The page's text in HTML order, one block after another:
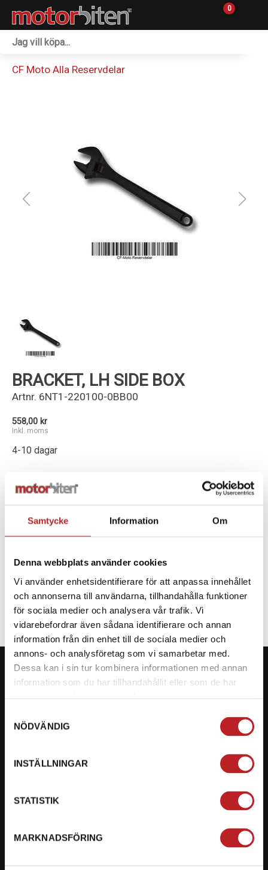
Samtycke Information Om
Denna webbplats använder cookies
Vi använder enhetsidentifierare för att anpassa innehållet
och annonserna till användarna, tillhandahålla funktioner
för sociala medier och analysera vår trafik. Vi
vidarebefordrar även sådana identifierare och annan
information från din enhet till de sociala medier och
annons- och analysföretag som vi samarbetar med.
Dessa kan i sin tur kombinera informationen med annan
information som du har tillhandahållit eller som de har
NÖDVÄNDIG
INSTÄLLNINGAR
STATISTIK
MARKNADSFÖRING
0
Reservdelar
Sprängskisser
CF Moto Alla Reservdelar
BRACKET, LH SIDE BOX
Artnr. 6NT1-220100-0BB00
558,00 kr
Inkl. moms
4-10 dagar
- +
SPECIFIKATION
Org. nummer: 5566689278
Ryckepungsvägen 3, 79177 Falun